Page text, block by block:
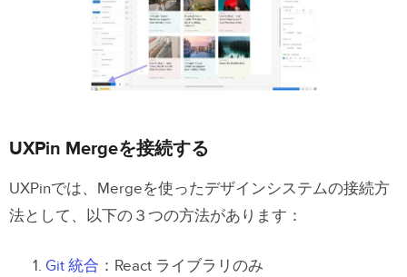
UXPin Mergeを接続する
UXPinでは、Mergeを使ったデザインシステムの接続方
法として、以下の３つの方法があります：
Git 統合 ：React ライブラリのみ